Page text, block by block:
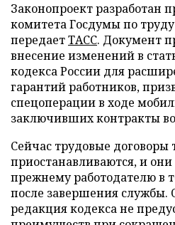
Законопроект разработан
комитета Госдумы по
передаетТАСС. Документ
внесение изменений в
кодекса России для
гарантий работников,
спецоперации в ходе
заключивших контракты
Сейчас трудовые договоры
приостанавливаются, и они
прежнему работодателю в
после завершения
редакция кодекса не